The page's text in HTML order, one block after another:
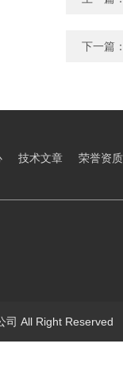
下一篇
技术文章 荣誉资质
司 All Right